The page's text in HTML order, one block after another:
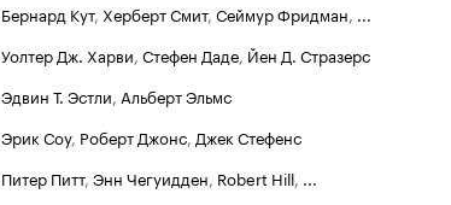
Бернард Кут, Херберт Смит, Сеймур Фридман, ...
Уолтер Дж. Харви, Стефен Даде, Йен Д. Стразерс
Эдвин Т. Эстли, Альберт Эльмс
Эрик Соу, Роберт Джонс, Джек Стефенс
Питер Питт, Энн Чегуидден, Robert Hill, ...